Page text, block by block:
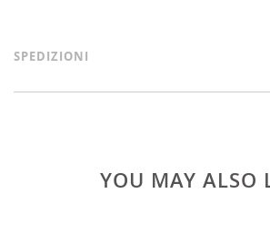
SPEDIZIONI
YOU MAY ALSO